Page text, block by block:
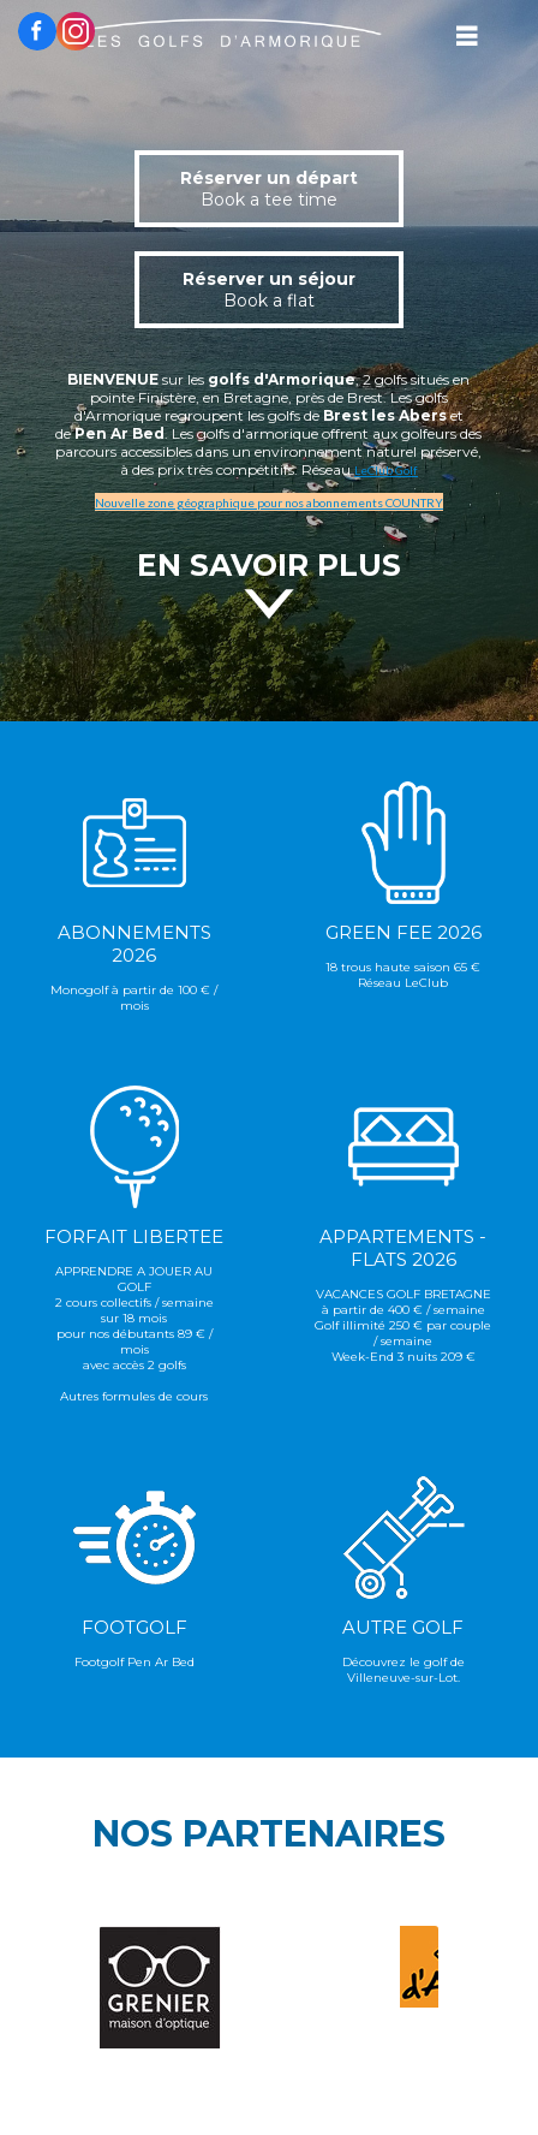
Réserver un départ
Book a tee time
Réserver un séjour
Book a flat
BIENVENUEsur lesgolfs d'Armorique, 2 golfs situés en
pointe Finistère, en Bretagne, près de Brest. Les golfs
d'Armorique regroupent les golfs de Brest les Aberset
dePen Ar Bed. Les golfs d'armorique offrent aux golfeurs des
parcours accessibles dans un environnement naturel préservé,
à des prix très compétitifs. Réseau LeClub Golf
Nouvelle zone géographique pour nos abonnements COUNTRY
EN SAVOIR PLUS
ABONNEMENTS
2026
Monogolf à partir de 100 € /
mois
GREEN FEE 2026
18 trous haute saison 65 €
Réseau LeClub
FORFAIT LIBERTEE
APPRENDRE A JOUER AU
GOLF
2 cours collectifs / semaine
sur 18 mois
pour nos débutants 89 € /
mois
avec accès 2 golfs
Autres formules de cours
APPARTEMENTS -
FLATS 2026
VACANCES GOLF BRETAGNE
à partir de 400 € / semaine
Golf illimité 250 € par couple
/ semaine
Week-End 3 nuits 209 €
FOOTGOLF
Footgolf Pen Ar Bed
AUTRE GOLF
Découvrez le golf de
Villeneuve-sur-Lot.
NOS PARTENAIRES